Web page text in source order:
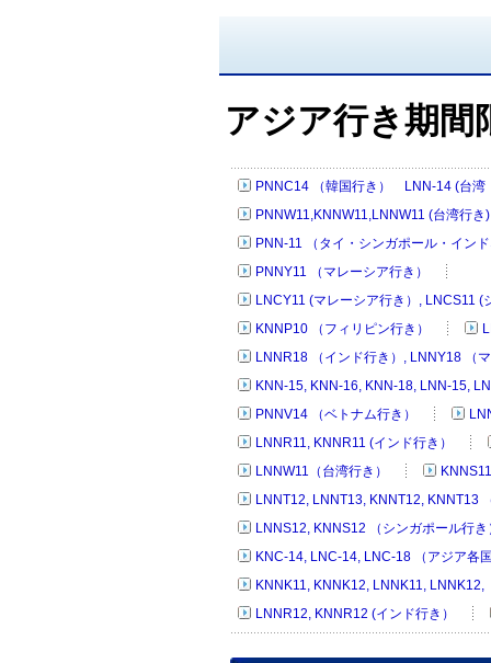
アジア行き期間
PNNC14 （韓国行き） LNN-14 (台
PNNW11,KNNW11,LNNW11 (台湾行き)
PNN-11 （タイ・シンガポール・イン
PNNY11 （マレーシア行き）
LNCY11 (マレーシア行き）, LNCS11 (
KNNP10 （フィリピン行き）
LNNR18 （インド行き）, LNNY18 （
KNN-15, KNN-16, KNN-18, LNN-15,
PNNV14 （ベトナム行き）
LNNR11, KNNR11 (インド行き）
LNNW11（台湾行き）
LNNT12, LNNT13, KNNT12, KNNT13
LNNS12, KNNS12 （シンガポール行き
KNC-14, LNC-14, LNC-18 （アジア各
KNNK11, KNNK12, LNNK11,
LNNR12, KNNR12 (インド行き）